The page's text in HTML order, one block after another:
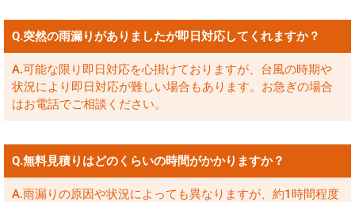
Q.突然の雨漏りがありましたが即日対応してくれますか？
A.可能な限り即日対応を心掛けておりますが、台風の時期や
状況により即日対応が難しい場合もあります。お急ぎの場合
はお電話でご相談ください。
Q.無料見積りはどのくらいの時間がかかりますか？
A.雨漏りの原因や状況によっても異なりますが、約1時間程度